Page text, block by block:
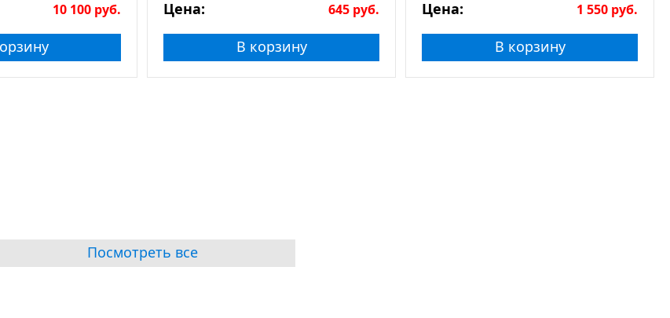
10 100 руб. Цена: 645 руб.
В корзину
натурального камня
Цена: 1 550 руб.
В корзину
Посмотреть все